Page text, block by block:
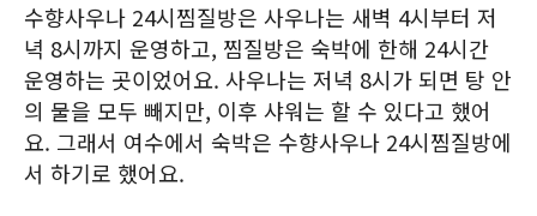
수향사우나 24시찜질방은 사우나는 새벽 4시부터 저
녁 8시까지 운영하고, 찜질방은 숙박에 한해 24시간
운영하는 곳이었어요. 사우나는 저녁 8시가 되면 탕 안
의 물을 모두 빼지만, 이후 샤워는 할 수 있다고 했어
요. 그래서 여수에서 숙박은 수향사우나 24시찜질방에
서 하기로 했어요.